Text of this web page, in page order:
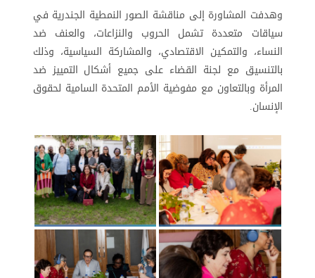
وهدفت المشاورة إلى مناقشة الصور النمطية الجندرية في
سياقات متعددة تشمل الحروب والنزاعات، والعنف ضد
النساء، والتمكين الاقتصادي، والمشاركة السياسية، وذلك
بالتنسيق مع لجنة القضاء على جميع أشكال التمييز ضد
المرأة وبالتعاون مع مفوضية الأمم المتحدة السامية لحقوق
الإنسان.